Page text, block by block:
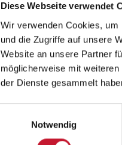
Diese Webseite verwendet
Wir verwenden Cookies,
und die Zugriffe auf unsere
Website an unsere Partner
möglicherweise mit
der Dienste gesammelt
Notwendig